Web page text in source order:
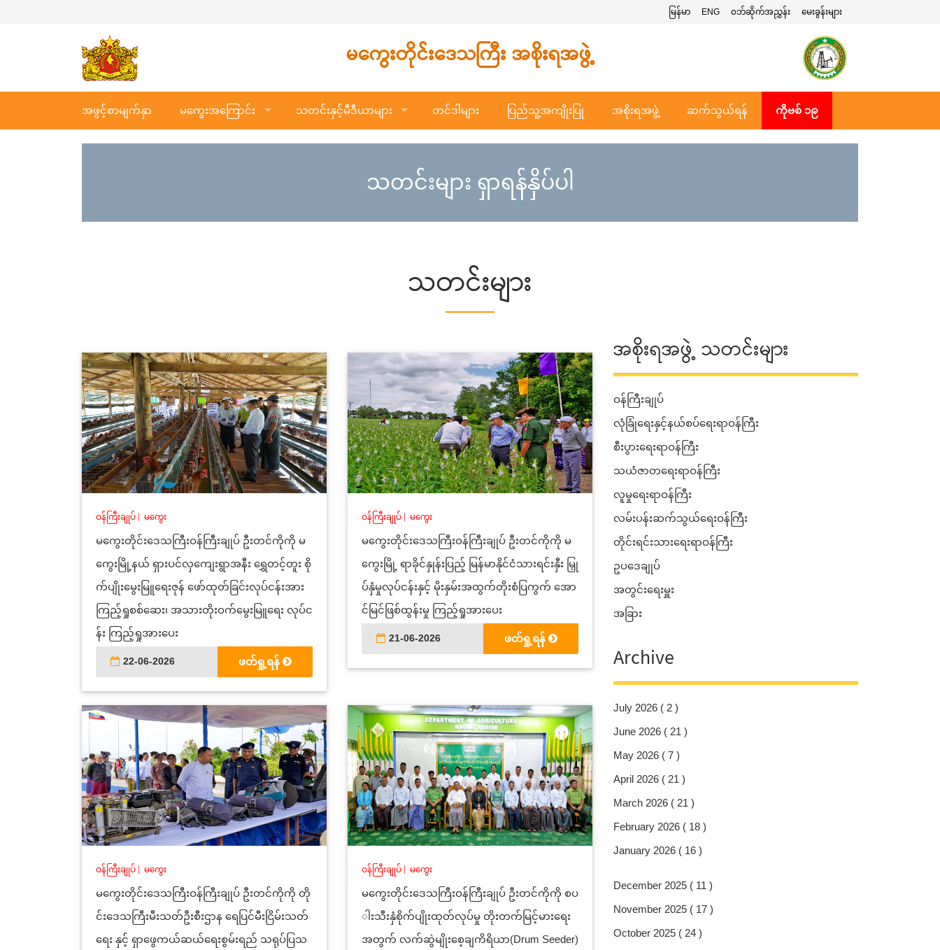
မေးခွန်းများ
ဝဘ်ဆိုက်အညွှန်း
ENG
မြန်မာ
မကွေးတိုင်းဒေသကြီး အစိုးရအဖွဲ့
အဖွင့်စာမျက်နှာ မကွေးအကြောင်း သတင်းနှင့်မီဒီယာများ တင်ဒါများ ပြည်သူ့အကျိုးပြု အစိုးရအဖွဲ့ ဆက်သွယ်ရန် ကိုဗစ် ၁၉
သတင်းများ ရှာရန်နှိပ်ပါ
သတင်းများ
ဝန်ကြီးချုပ် မကွေး
မကွေးတိုင်းဒေသကြီးဝန်ကြီးချုပ် ဦးတင်ကိုကို မ
ကွေးမြို့နယ် ရှားပင်လှကျေးရွာအနီး ရွှေတင့်တူး စို
က်ပျိုးမွေးမြူရေးဇုန် ဖော်ထုတ်ခြင်းလုပ်ငန်းအား
ကြည့်ရှုစစ်ဆေး၊ အသားတိုးဝက်မွေးမြူရေး လုပ်င
န်း ကြည့်ရှုအားပေး
22-06-2026 ဖတ်ရှု့ရန်
ဝန်ကြီးချုပ် မကွေး
မကွေးတိုင်းဒေသကြီးဝန်ကြီးချုပ် ဦးတင်ကိုကို မ
ကွေးမြို့ ရာခိုင်နှုန်းပြည့် မြန်မာနိုင်ငံသားရင်းနှီး မြှု
ပ်နှံမှုလုပ်ငန်းနှင့် မိုးနှမ်းအထွက်တိုးစံပြကွက် အော
င်မြင်ဖြစ်ထွန်းမှု ကြည့်ရှုအားပေး
21-06-2026 ဖတ်ရှု့ရန်
ဝန်ကြီးချုပ် မကွေး
မကွေးတိုင်းဒေသကြီးဝန်ကြီးချုပ် ဦးတင်ကိုကို တို
င်းဒေသကြီးမီးသတ်ဦးစီးဌာန ရေပြင်မီးငြိမ်းသတ်
ရေး နှင့် ရှာဖွေကယ်ဆယ်ရေးစွမ်းရည် သရုပ်ပြသ
ဝန်ကြီးချုပ် မကွေး
မကွေးတိုင်းဒေသကြီးဝန်ကြီးချုပ် ဦးတင်ကိုကို စပ
ါးသီးနှံစိုက်ပျိုးထုတ်လုပ်မှု တိုးတက်မြင့်မားရေး
အတွက် လက်ဆွဲမျိုးစေ့ချကိရိယာ(Drum Seeder)
အစိုးရအဖွဲ့ သတင်းများ
ဝန်ကြီးချုပ်
လုံခြုံရေးနှင့်နယ်စပ်ရေးရာဝန်ကြီး
စီးပွားရေးရာဝန်ကြီး
သယံဇာတရေးရာဝန်ကြီး
လူမှုရေးရာဝန်ကြီး
လမ်းပန်းဆက်သွယ်ရေးဝန်ကြီး
တိုင်းရင်းသားရေးရာဝန်ကြီး
ဥပဒေချုပ်
အတွင်းရေးမှူး
အခြား
Archive
July 2026 ( 2 )
June 2026 ( 21 )
May 2026 ( 7 )
April 2026 ( 21 )
March 2026 ( 21 )
February 2026 ( 18 )
January 2026 ( 16 )
December 2025 ( 11 )
November 2025 ( 17 )
October 2025 ( 24 )